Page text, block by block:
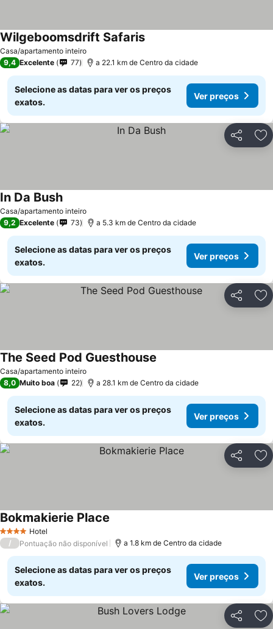
Casa/apartamento inteiro
Wilgeboomsdrift SafarisVer preços
9,4 Excelente 77 a 22.1 km de Centro da cidade
Selecione as datas para ver os preços
exatos.
Ver preços
Partilhar
Casa/apartamento inteiro
In Da BushVer preços
9,2 Excelente 73 a 5.3 km de Centro da cidade
Selecione as datas para ver os preços
exatos.
Ver preços
Partilhar
Casa/apartamento inteiro
The Seed Pod Guesthouse
8,0 Muito boa 22 a 28.1 km de Centro da cidade
Selecione as datas para ver os preços
exatos.
Ver preços
Partilhar
4 EstrelasHotel
Bokmakierie Place
/ Pontuação não disponível a 1.8 km de Centro da cidade
Selecione as datas para ver os preços
exatos.
Ver preços
Partilhar